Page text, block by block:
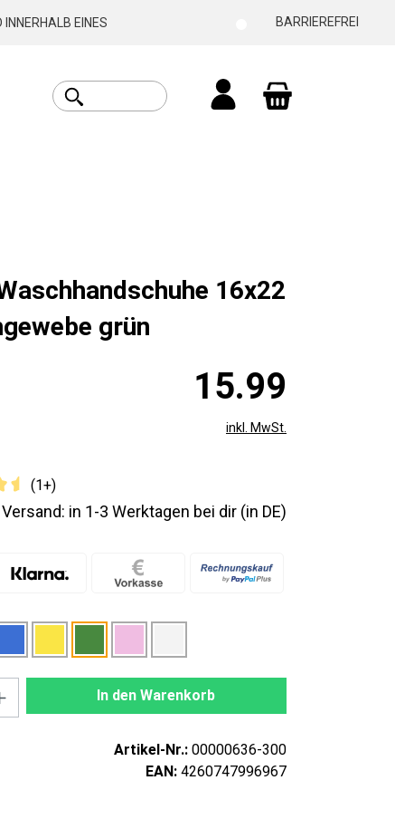
INNERHALB EINES
BARRIEREFREI
16x22
grün
15.99
inkl. MwSt.
(1+)
in 1-3 Werktagen bei dir (in DE)
Gib den gewünschten Wert ein
In den Warenkorb
Artikel-Nr.: 00000636-300
EAN: 4260747996967